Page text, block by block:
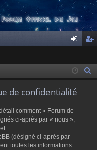
ne cri
de confidentialité
comment « Forum de
ci-après par « nous »,
(désigné ci-après par
toutes les informations